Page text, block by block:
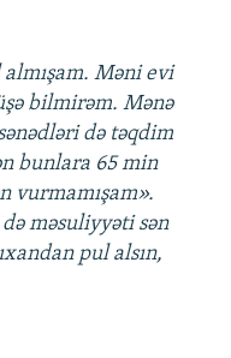
Məni evi
bilmirəm. Mənə
də təqdim
bunlara 65 min
vurmamışam».
məsuliyyəti sən
pul alsın,